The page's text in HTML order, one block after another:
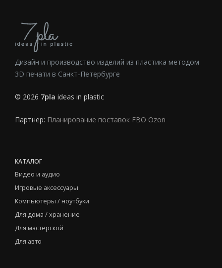
Дизайн и производство изделий из пластика методом
3D печати в Санкт-Петербурге
© 2026 7pla ideas in plastic
Партнер: Планирование поставок FBO Ozon
КАТАЛОГ
Видео и аудио
Игровые аксессуары
Компьютеры / ноутбуки
Для дома / хранение
Для мастерской
Для авто